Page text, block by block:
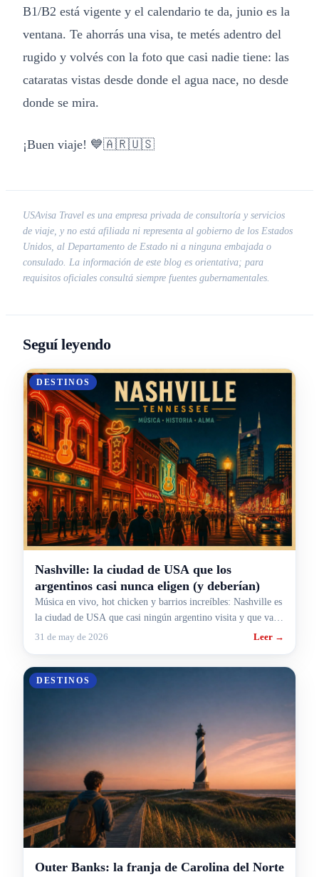
B1/B2 está vigente y el calendario te da, junio es la
ventana. Te ahorrás una visa, te metés adentro del
rugido y volvés con la foto que casi nadie tiene: las
cataratas vistas desde donde el agua nace, no desde
donde se mira.
¡Buen viaje! 💙🇦🇷🇺🇸
USAvisa Travel es una empresa privada de consultoría y servicios
de viaje, y no está afiliada ni representa al gobierno de los Estados
Unidos, al Departamento de Estado ni a ninguna embajada o
consulado. La información de este blog es orientativa; para
requisitos oficiales consultá siempre fuentes gubernamentales.
Seguí leyendo
DESTINOS
Nashville: la ciudad de USA que los
argentinos casi nunca eligen (y deberían)
Música en vivo, hot chicken y barrios increíbles: Nashville es
la ciudad de USA que casi ningún argentino visita y que vale
la pena conocer.
31 de may de 2026 Leer →
DESTINOS
Outer Banks: la franja de Carolina del Norte